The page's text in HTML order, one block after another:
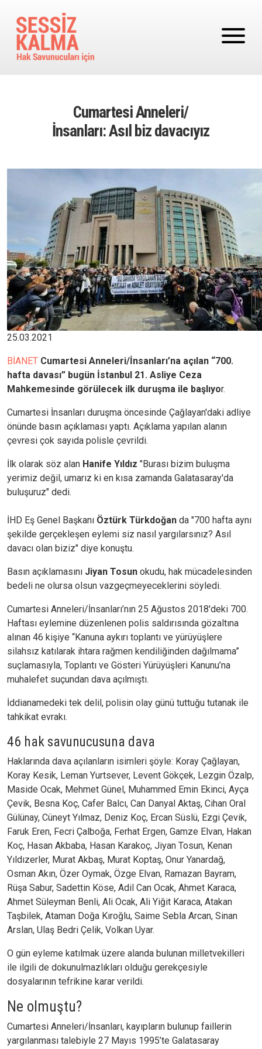
Cumartesi Anneleri/
İnsanları: Asıl biz davacıyız
25.03.2021
BİANET Cumartesi Anneleri/İnsanları’na açılan “700.
hafta davası” bugün İstanbul 21. Asliye Ceza
Mahkemesinde görülecek ilk duruşma ile başlıyor.
Cumartesi İnsanları duruşma öncesinde Çağlayan'daki adliye
önünde basın açıklaması yaptı. Açıklama yapılan alanın
çevresi çok sayıda polisle çevrildi.
İlk olarak söz alan Hanife Yıldız "Burası bizim buluşma
yerimiz değil, umarız ki en kısa zamanda Galatasaray'da
buluşuruz" dedi.
İHD Eş Genel Başkanı Öztürk Türkdoğan da "700 hafta aynı
şekilde gerçekleşen eylemi siz nasıl yargılarsınız? Asıl
davacı olan biziz" diye konuştu.
Basın açıklamasını Jiyan Tosun okudu, hak mücadelesinden
bedeli ne olursa olsun vazgeçmeyeceklerini söyledi.
Cumartesi Anneleri/İnsanları’nın 25 Ağustos 2018'deki 700.
Haftası eylemine düzenlenen polis saldırısında gözaltına
alınan 46 kişiye “Kanuna aykırı toplantı ve yürüyüşlere
silahsız katılarak ihtara rağmen kendiliğinden dağılmama”
suçlamasıyla, Toplantı ve Gösteri Yürüyüşleri Kanunu’na
muhalefet suçundan dava açılmıştı.
İddianamedeki tek delil, polisin olay günü tuttuğu tutanak ile
tahkikat evrakı.
46 hak savunucusuna dava
Haklarında dava açılanların isimleri şöyle: Koray Çağlayan,
Koray Kesik, Leman Yurtsever, Levent Gökçek, Lezgin Özalp,
Maside Ocak, Mehmet Günel, Muhammed Emin Ekinci, Ayça
Çevik, Besna Koç, Cafer Balcı, Can Danyal Aktaş, Cihan Oral
Gülünay, Cüneyt Yılmaz, Deniz Koç, Ercan Süslü, Ezgi Çevik,
Faruk Eren, Fecri Çalboğa, Ferhat Ergen, Gamze Elvan, Hakan
Koç, Hasan Akbaba, Hasan Karakoç, Jiyan Tosun, Kenan
Yıldızerler, Murat Akbaş, Murat Koptaş, Onur Yanardağ,
Osman Akın, Özer Oymak, Özge Elvan, Ramazan Bayram,
Rüşa Sabur, Sadettin Köse, Adil Can Ocak, Ahmet Karaca,
Ahmet Süleyman Benli, Ali Ocak, Ali Yiğit Karaca, Atakan
Taşbilek, Ataman Doğa Kıroğlu, Saime Sebla Arcan, Sinan
Arslan, Ulaş Bedri Çelik, Volkan Uyar.
O gün eyleme katılmak üzere alanda bulunan milletvekilleri
ile ilgili de dokunulmazlıkları olduğu gerekçesiyle
dosyalarının tefrikine karar verildi.
Ne olmuştu?
Cumartesi Anneleri/İnsanları, kayıpların bulunup faillerin
yargılanması talebiyle 27 Mayıs 1995’te Galatasaray